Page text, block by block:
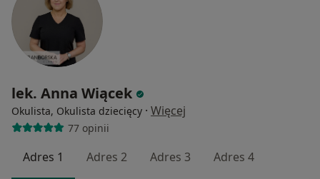
lek. Anna Wiącek
Okulista, Okulista dziecięcy · Więcej
77 opinii
Adres 1 Adres 2 Adres 3 Adres 4